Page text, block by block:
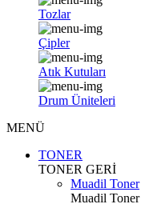
Tozlar
Çipler
Atık Kutuları
Drum Üniteleri
MENÜ
TONER
TONER GERİ
Muadil Toner
Muadil Toner